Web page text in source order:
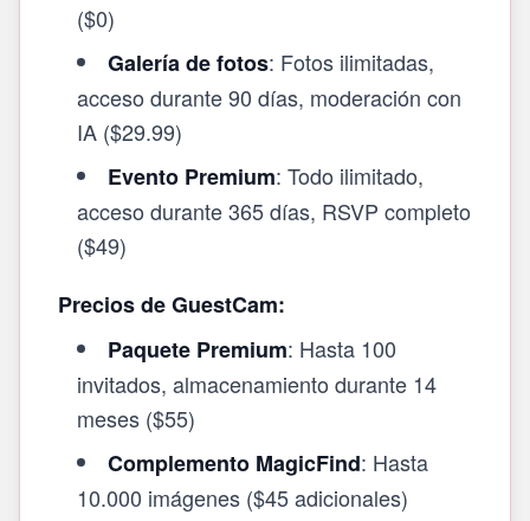
($0)
Galería de fotos: Fotos ilimitadas,
acceso durante 90 días, moderación con
IA ($29.99)
Evento Premium: Todo ilimitado,
acceso durante 365 días, RSVP completo
($49)
Precios de GuestCam:
Paquete Premium: Hasta 100
invitados, almacenamiento durante 14
meses ($55)
Complemento MagicFind: Hasta
10.000 imágenes ($45 adicionales)